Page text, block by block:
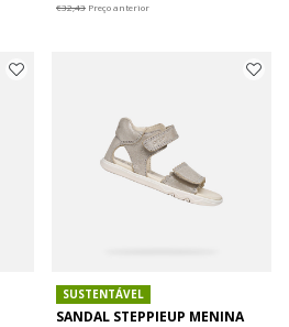
€32,43 Preço anterior
SUSTENTÁVEL
SANDAL STEPPIEUP MENINA